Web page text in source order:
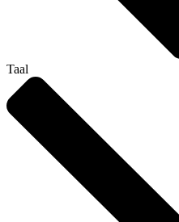
Taal